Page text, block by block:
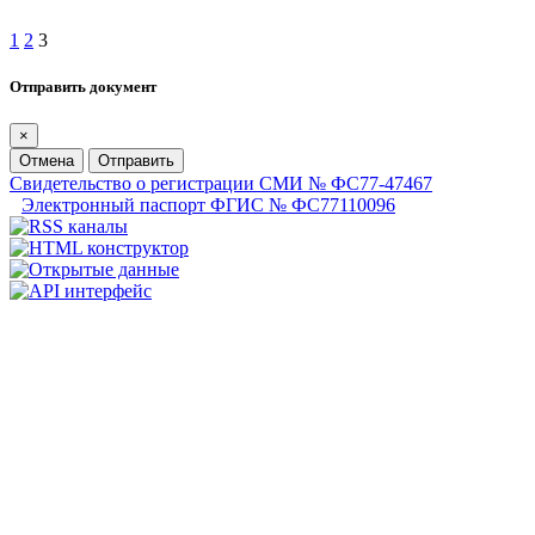
1 2 3
Отправить документ
×
Отмена
Отправить
Свидетельство о регистрации СМИ № ФС77-47467
Электронный паспорт ФГИС № ФС77110096